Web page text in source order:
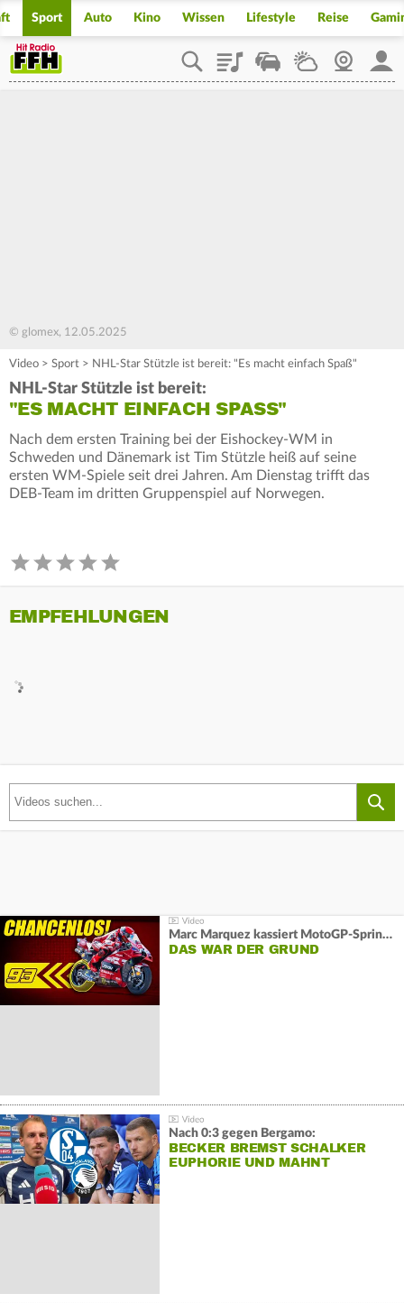
Sport Auto Kino Wissen Lifestyle Reise
PlaylistStaupilotWetterWebcam
© glomex, 12.05.2025
Video > Sport > NHL-Star Stützle ist bereit: "Es macht einfach Spaß"
NHL-Star Stützle ist bereit:
"ES MACHT EINFACH SPASS"
Nach dem ersten Training bei der Eishockey-WM in
Schweden und Dänemark ist Tim Stützle heiß auf seine
ersten WM-Spiele seit drei Jahren. Am Dienstag trifft das
DEB-Team im dritten Gruppenspiel auf Norwegen.
EMPFEHLUNGEN
Marc Marquez kassiert MotoGP-Sprint-Schlappe:
DAS WAR DER GRUND
Nach 0:3 gegen Bergamo:
BECKER BREMST SCHALKER
EUPHORIE UND MAHNT